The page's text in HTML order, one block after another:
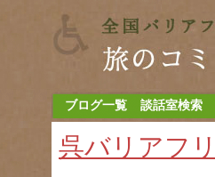
ブログ一覧 談話室検索
呉バリアフ